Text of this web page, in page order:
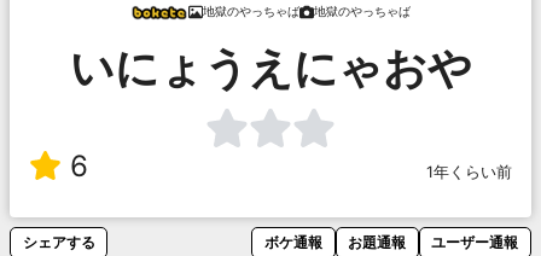
地獄のやっちゃば 地獄のやっちゃば
いにょうえにゃおや
6 1年くらい前
シェアする ボケ通報 お題通報 ユーザー通報